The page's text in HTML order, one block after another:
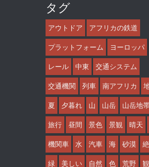
タグ
アウトドア アフリカの鉄道
プラットフォーム ヨーロッパ
レール 中東 交通システム
交通機関 列車 南アフリカ
夏 夕暮れ 山 山岳 山岳地
旅行 昼間 景色 景観 晴天
機関車 水 汽車 海 砂漠
緑 美しい 自然 色 荒野